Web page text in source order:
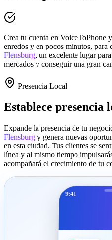
Crea tu cuenta en VoiceToPhone
enredos y en pocos minutos, para
Flensburg, un excelente lugar
mercados y conseguir una gran
Presencia Local
Establece presencia
Expande la presencia de tu
Flensburg y genera nuevas
en esta ciudad. Tus clientes se
línea y al mismo tiempo
acompañará el crecimiento de tu
9:41